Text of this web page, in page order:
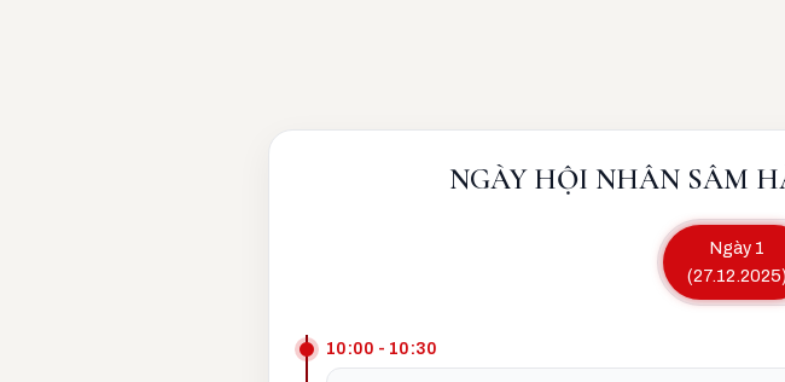
NGÀY HỘI NHÂN SÂM
Ngày 1
(27.12.2025)
10:00 - 10:30